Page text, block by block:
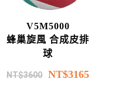
V5M5000
蜂巢旋風 合成皮排
球
NT$3600 NT$3165